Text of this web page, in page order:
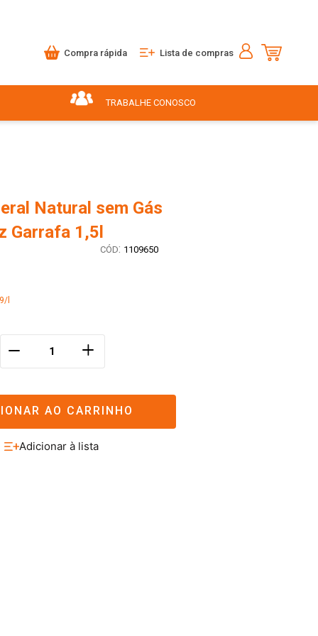
Compra rápida Lista de compras
TRABALHE CONOSCO
Natural sem Gás
Garrafa 1,5l
: 1109650
l
＋
AO CARRINHO